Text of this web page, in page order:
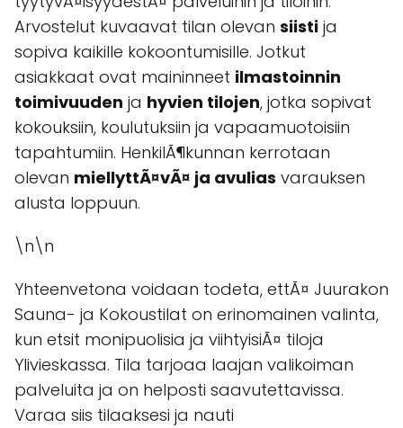
Arvostelut kuvaavat tilan olevan siisti ja
sopiva kaikille kokoontumisille. Jotkut
asiakkaat ovat maininneet ilmastoinnin
toimivuuden ja hyvien tilojen, jotka sopivat
kokouksiin, koulutuksiin ja vapaamuotoisiin
tapahtumiin. HenkilÃ¶kunnan kerrotaan
olevan miellyttÃ¤vÃ¤ ja avulias varauksen
alusta loppuun.
\n\n
Yhteenvetona voidaan todeta, ettÃ¤ Juurakon
Sauna- ja Kokoustilat on erinomainen valinta,
kun etsit monipuolisia ja viihtyisiÃ¤ tiloja
Ylivieskassa. Tila tarjoaa laajan valikoiman
palveluita ja on helposti saavutettavissa.
Varaa siis tilaaksesi ja nauti